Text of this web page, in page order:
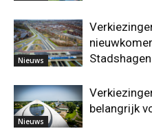
Nieuws
Stadshagen
Nieuws
belangrijk